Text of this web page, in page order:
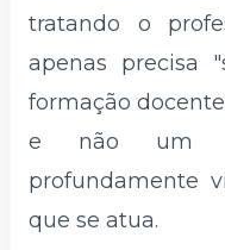
tratando o
apenas precisa
formação
e não um
profundamente
que se atua.